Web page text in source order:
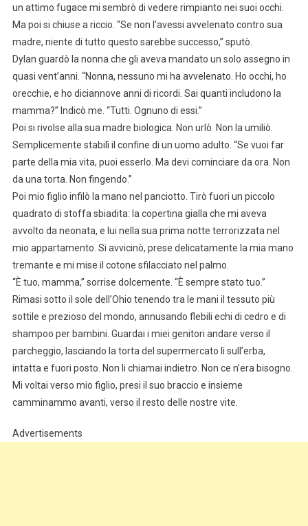
un attimo fugace mi sembrò di vedere rimpianto nei suoi occhi.
Ma poi si chiuse a riccio. “Se non l’avessi avvelenato contro sua
madre, niente di tutto questo sarebbe successo,” sputò.
Dylan guardò la nonna che gli aveva mandato un solo assegno in
quasi vent’anni. “Nonna, nessuno mi ha avvelenato. Ho occhi, ho
orecchie, e ho diciannove anni di ricordi. Sai quanti includono la
mamma?” Indicò me. “Tutti. Ognuno di essi.”
Poi si rivolse alla sua madre biologica. Non urlò. Non la umiliò.
Semplicemente stabilì il confine di un uomo adulto. “Se vuoi far
parte della mia vita, puoi esserlo. Ma devi cominciare da ora. Non
da una torta. Non fingendo.”
Poi mio figlio infilò la mano nel panciotto. Tirò fuori un piccolo
quadrato di stoffa sbiadita: la copertina gialla che mi aveva
avvolto da neonata, e lui nella sua prima notte terrorizzata nel
mio appartamento. Si avvicinò, prese delicatamente la mia mano
tremante e mi mise il cotone sfilacciato nel palmo.
“È tuo, mamma,” sorrise dolcemente. “È sempre stato tuo.”
Rimasi sotto il sole dell’Ohio tenendo tra le mani il tessuto più
sottile e prezioso del mondo, annusando flebili echi di cedro e di
shampoo per bambini. Guardai i miei genitori andare verso il
parcheggio, lasciando la torta del supermercato lì sull’erba,
intatta e fuori posto. Non li chiamai indietro. Non ce n’era bisogno.
Mi voltai verso mio figlio, presi il suo braccio e insieme
camminammo avanti, verso il resto delle nostre vite.
Advertisements